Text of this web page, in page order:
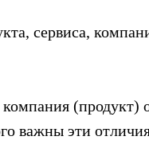
сервиса,
(продукт)
важны эти